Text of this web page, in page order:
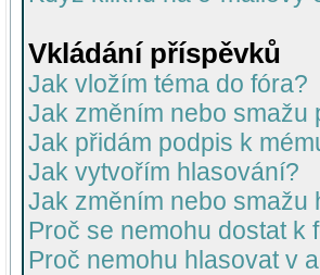
Vkládání příspěvků
Jak vložím téma do fóra?
Jak změním nebo smažu
Jak přidám podpis k
Jak vytvořím hlasování?
Jak změním nebo smažu
Proč se nemohu dostat k
Proč nemohu hlasovat v